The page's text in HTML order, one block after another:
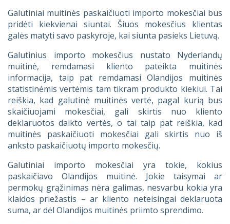
Galutiniai muitinės paskaičiuoti importo mokesčiai bus
pridėti kiekvienai siuntai. Šiuos mokesčius klientas
galės matyti savo paskyroje, kai siunta pasieks Lietuvą.
Galutinius importo mokesčius nustato Nyderlandų
muitinė, remdamasi kliento pateikta muitinės
informacija, taip pat remdamasi Olandijos muitinės
statistinėmis vertėmis tam tikram produkto kiekiui. Tai
reiškia, kad galutinė muitinės vertė, pagal kurią bus
skaičiuojami mokesčiai, gali skirtis nuo kliento
deklaruotos daikto vertės, o tai taip pat reiškia, kad
muitinės paskaičiuoti mokesčiai gali skirtis nuo iš
anksto paskaičiuotų importo mokesčių.
Galutiniai importo mokesčiai yra tokie, kokius
paskaičiavo Olandijos muitinė. Jokie taisymai ar
permokų grąžinimas nėra galimas, nesvarbu kokia yra
klaidos priežastis – ar kliento neteisingai deklaruota
suma, ar dėl Olandijos muitinės priimto sprendimo.